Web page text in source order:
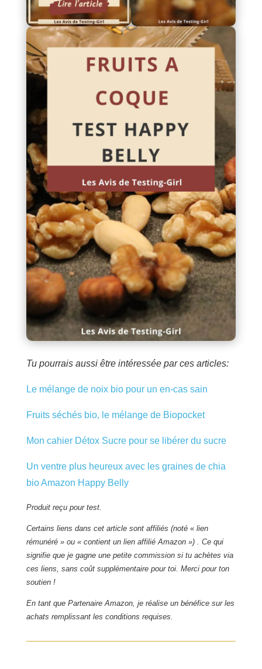
Tu pourrais aussi être intéressée par ces articles:
Le mélange de noix bio pour un en-cas sain
Fruits séchés bio, le mélange de Biopocket
Mon cahier Détox Sucre pour se libérer du sucre
Un ventre plus heureux avec les graines de chia
bio Amazon Happy Belly
Produit reçu pour test.
Certains liens dans cet article sont affiliés (noté « lien
rémunéré » ou « contient un lien affilié Amazon ») . Ce qui
signifie que je gagne une petite commission si tu achètes via
ces liens, sans coût supplémentaire pour toi. Merci pour ton
soutien !
En tant que Partenaire Amazon, je réalise un bénéfice sur les
achats remplissant les conditions requises.